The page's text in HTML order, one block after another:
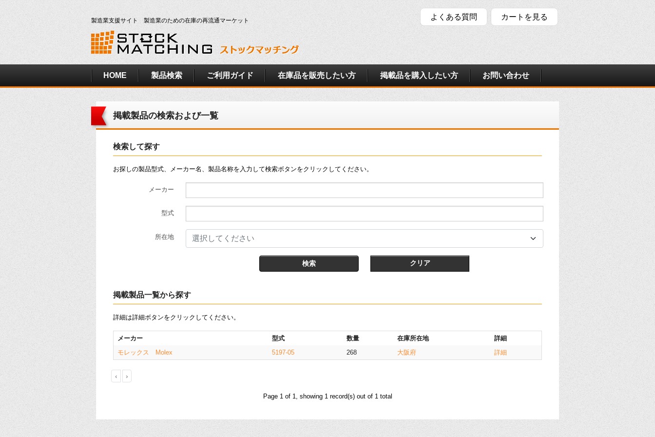
製造業支援サイト 製造業のための在庫の再流通マーケット よくある質問 カートを見る
HOME 製品検索 ご利用ガイド 在庫品を販売したい方 掲載品を購入したい方 お問い合わせ
掲載製品の検索および一覧
検索して探す
お探しの製品型式、メーカー名、製品名称を入力して検索ボタンをクリックしてください。
メーカー
型式
所在地 選択してください
クリア
掲載製品一覧から探す
詳細は詳細ボタンをクリックしてください。
メーカー 型式 数量 在庫所在地
詳細
モレックス Molex
5197-05 268 大阪府 詳細
‹ ›
Page 1 of 1, showing 1 record(s) out of 1 total